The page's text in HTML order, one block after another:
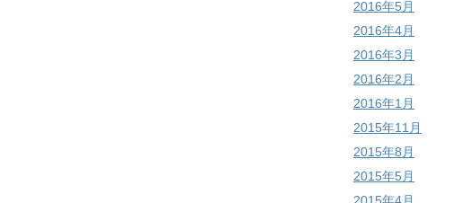
2016年5月
2016年4月
2016年3月
2016年2月
2016年1月
2015年11月
2015年8月
2015年5月